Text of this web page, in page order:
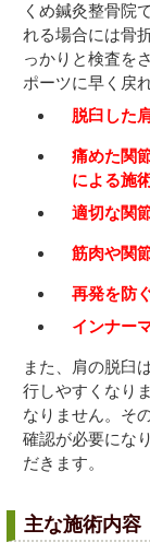
くめ鍼灸整骨院
れる場合には骨
っかりと検査を
ポーツに早く戻
脱臼した
痛めた関
による施
適切な関
筋肉や関
再発を防
インナー
また、肩の脱臼
行しやすくなり
なりません。そ
確認が必要にな
だきます。
主な施術内容